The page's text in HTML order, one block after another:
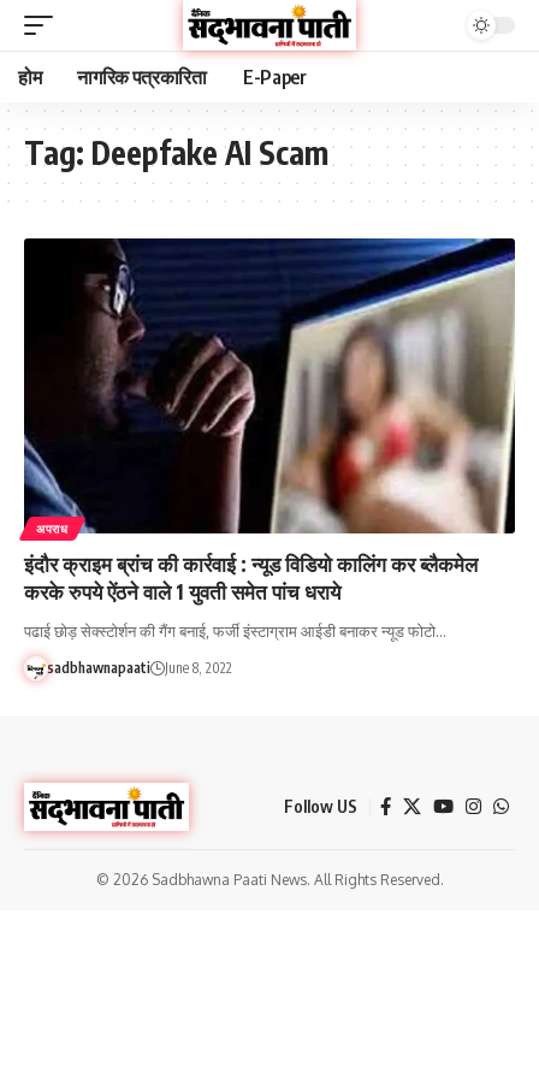
होम नागरिक पत्रकारिता E-Paper
Tag: Deepfake AI Scam
अपराध
इंदौर क्राइम ब्रांच की कार्रवाई : न्यूड विडियो कालिंग कर ब्लैकमेल
करके रुपये ऐंठने वाले 1 युवती समेत पांच धराये
पढाई छोड़ सेक्स्टोर्शन की गैंग बनाई, फर्जी इंस्टाग्राम आईडी बनाकर न्यूड फोटो…
sadbhawnapaati June 8, 2022
Follow US
© 2026 Sadbhawna Paati News. All Rights Reserved.